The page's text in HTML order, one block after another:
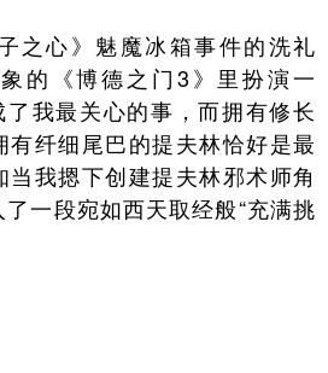
之心》魅魔冰箱事件的洗礼
的《博德之门3》里扮演一
了我最关心的事，而拥有修长
纤细尾巴的提夫林恰好是最
我摁下创建提夫林邪术师角
一段宛如西天取经般“充满挑